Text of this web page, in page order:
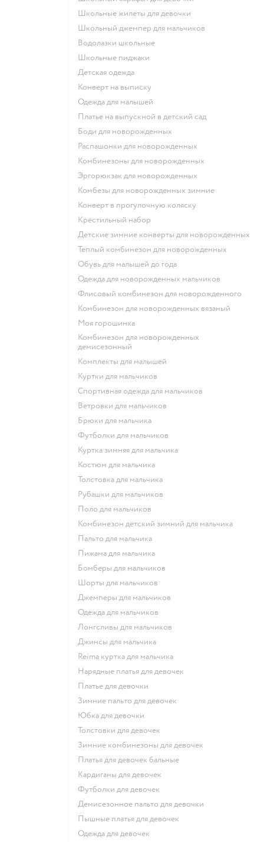
Школьные жилеты для девочки
Школьный джемпер для мальчиков
Водолазки школьные
Школьные пиджаки
Детская одежда
Конверт на выписку
Одежда для малышей
Платье на выпускной в детский сад
Боди для новорожденных
Распашонки для новорожденных
Комбинезоны для новорожденных
Эргорюкзак для новорожденных
Комбезы для новорожденных зимние
Конверт в прогулочную коляску
Крестильный набор
Детские зимние конверты для новорожденных
Теплый комбинезон для новорожденных
Обувь для малышей до года
Одежда для новорожденных мальчиков
Флисовый комбинезон для новорожденного
Комбинезон для новорожденных вязаный
Моя горошинка
Комбинезон для новорожденных
демисезонный
Комплекты для малышей
Куртки для мальчиков
Спортивная одежда для мальчиков
Ветровки для мальчиков
Брюки для мальчика
Футболки для мальчиков
Куртка зимняя для мальчика
Костюм для мальчика
Толстовка для мальчика
Рубашки для мальчиков
Поло для мальчиков
Комбинезон детский зимний для мальчика
Пальто для мальчика
Пижама для мальчика
Бомберы для мальчиков
Шорты для мальчиков
Джемперы для мальчиков
Одежда для мальчиков
Лонгсливы для мальчиков
Джинсы для мальчика
Reima куртка для мальчика
Нарядные платья для девочек
Платье для девочки
Зимние пальто для девочек
Юбка для девочки
Толстовки для девочек
Зимние комбинезоны для девочек
Платья для девочек бальные
Кардиганы для девочек
Футболки для девочек
Демисезонное пальто для девочки
Пышные платья для девочек
Одежда для девочек